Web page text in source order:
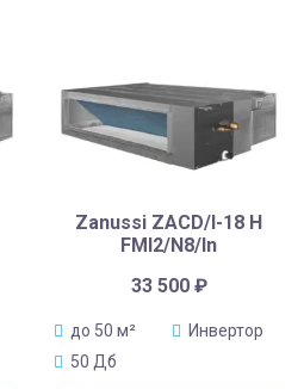
Zanussi ZACD/I-18 H
FMI2/N8/In
33 500 ₽
до 50 м²
Инвертор
50 Дб